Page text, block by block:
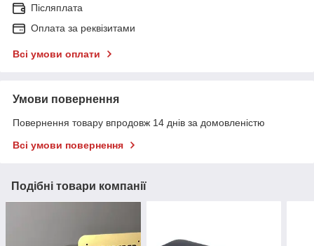
Післяплата
Оплата за реквізитами
Всі умови оплати
Умови повернення
Повернення товару впродовж 14 днів за домовленістю
Всі умови повернення
Подібні товари компанії